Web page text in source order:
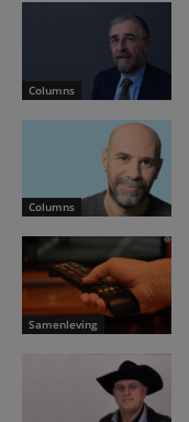
Columns
Columns
Samenleving